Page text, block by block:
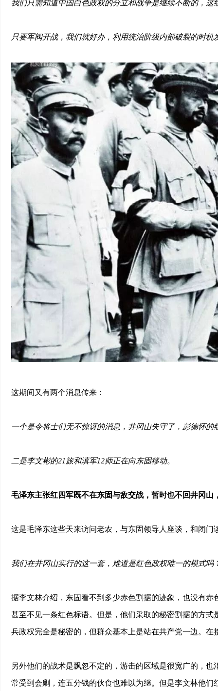
我们只需知道中国白色政权的分立和战争是继续不断的，
只要军阀开战，我们就好办，利用统治阶级内部破裂的时机
这期间又有两个消息传来：
一个是令将士们无不惊讶的消息，井冈山失守了，彭德怀的
二是李文彬的21旅和滇军12师正在向东固移动。
毛泽东主张红四军既不在东固与敌交战，暂时也不回井冈山
这是毛泽东这些天来访问老农，与东固领导人座谈，和闭
我们在井冈山实行的这一套，难道是红色政权唯一的模式
据李文林介绍，东固看不到多少赤色割据的迹象，也没有
甚至不见一条红色标语。但是，他们采取的秘密割据的方
兵政权完全是秘密的，但群众基本上是站在共产党一边。
另外他们的战术是飘忽不定的，游击的区域是很宽广的，
常受到会剿，连五分钱的伙食也难以为继。但是李文林他